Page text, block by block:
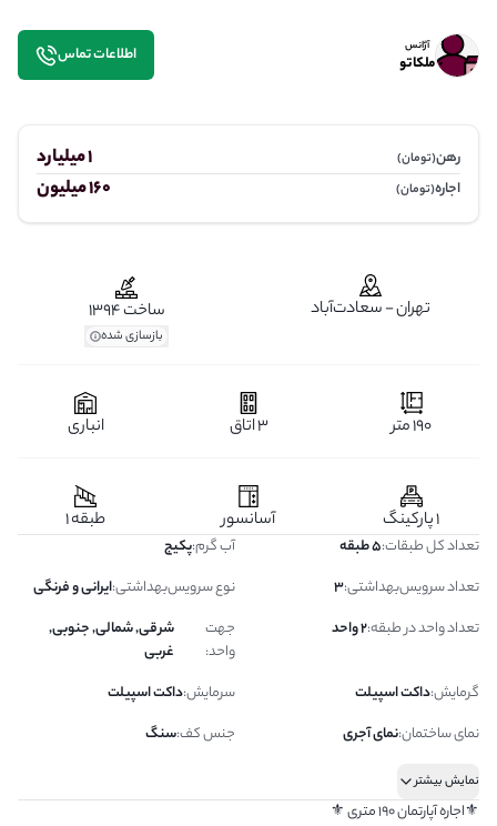
رهن(تومان) 1 میلیارد
اجاره(تومان) 160 میلیون
آژانس
ملکاتو اطلاعات تماس
تهران - سعادت‌آباد ساخت 1394
بازسازی شده
190 متر 3 اتاق انباری
1 پارکینگ آسانسور طبقه 1
تعداد کل طبقات:5 طبقه آب گرم:پکیج
تعداد سرویس‌بهداشتی:
3 نوع سرویس‌بهداشتی:ایرانی و فرنگی
تعداد واحد در طبقه:2 واحد
جهت
واحد:
شرقی, شمالی, جنوبی,
غربی
گرمایش:داکت اسپیلت سرمایش:داکت اسپیلت
نمای ساختمان:نمای آجری جنس کف:سنگ
نمایش بیشتر
⚜️اجاره آپارتمان 190 متری ⚜️